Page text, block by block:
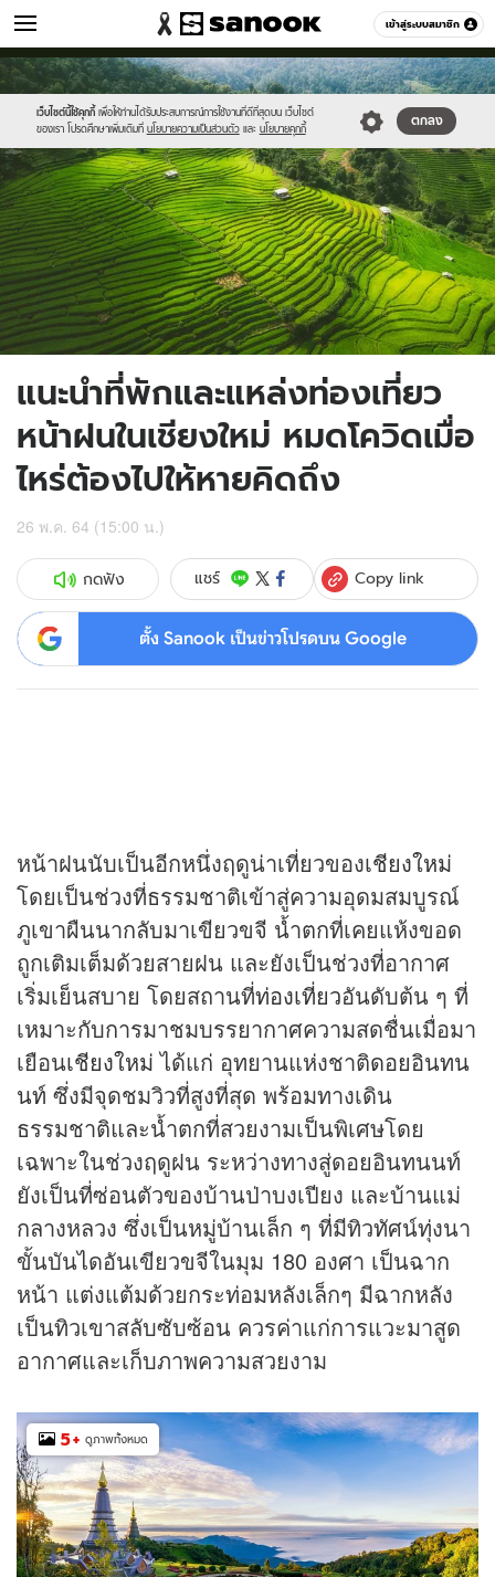
เข้าสู่ระบบสมาชิก
เที่ยว-กิน หมวดอื่นๆ
เว็บไซต์นี้ใช้คุกกี้ เพื่อให้ท่านได้รับประสบการณ์การใช้งานที่ดีที่สุดบน เว็บไซต์
ของเรา โปรดศึกษาเพิ่มเติมที่ นโยบายความเป็นส่วนตัว และ นโยบายคุกกี้
ตกลง
Sanook
//s.isanook.com/sr/0/images/logo-
new-
sanook.png
600
60
//s.isanook.com/tr/0/ud/285/1426821/tvdw.jpg
แนะนำที่พักและแหล่งท่องเที่ยว
หน้าฝนในเชียงใหม่ หมดโควิดเมื่อ
ไหร่ต้องไปให้หายคิดถึง
26 พ.ค. 64 (15:00 น.)
กดฟัง แชร์ Copy link
ตั้ง Sanook เป็นข่าวโปรดบน Google
หน้าฝนนับเป็นอีกหนึ่งฤดูน่าเที่ยวของเชียงใหม่
โดยเป็นช่วงที่ธรรมชาติเข้าสู่ความอุดมสมบูรณ์
ภูเขาผืนนากลับมาเขียวขจี น้ำตกที่เคยแห้งขอด
ถูกเติมเต็มด้วยสายฝน และยังเป็นช่วงที่อากาศ
เริ่มเย็นสบาย โดยสถานที่ท่องเที่ยวอันดับต้น ๆ ที่
เหมาะกับการมาชมบรรยากาศความสดชื่นเมื่อมา
เยือนเชียงใหม่ได้แก่ อุทยานแห่งชาติดอยอินทน
นท์ ซึ่งมีจุดชมวิวที่สูงที่สุด พร้อมทางเดิน
ธรรมชาติและน้ำตกที่สวยงามเป็นพิเศษโดย
เฉพาะในช่วงฤดูฝน ระหว่างทางสู่ดอยอินทนนท์
ยังเป็นที่ซ่อนตัวของบ้านป่าบงเปียง และบ้านแม่
กลางหลวง ซึ่งเป็นหมู่บ้านเล็ก ๆ ที่มีทิวทัศน์ทุ่งนา
ขั้นบันไดอันเขียวขจีในมุม 180 องศา เป็นฉาก
หน้า แต่งแต้มด้วยกระท่อมหลังเล็กๆ มีฉากหลัง
เป็นทิวเขาสลับซับซ้อน ควรค่าแก่การแวะมาสูด
อากาศและเก็บภาพความสวยงาม
5+ ดูภาพทั้งหมด